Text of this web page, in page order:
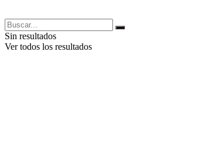
Sin resultados
Ver todos los resultados